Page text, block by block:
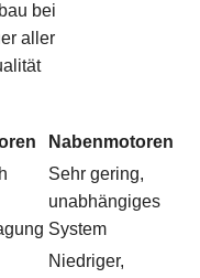
bei
aller
Nabenmotoren
Sehr gering,
unabhängiges
System
Niedriger,